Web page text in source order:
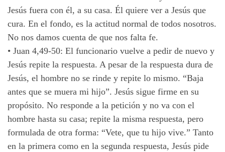
Jesús fuera con él, a su casa. Él quiere ver a Jesús que
cura. En el fondo, es la actitud normal de todos nosotros.
No nos damos cuenta de que nos falta fe.
• Juan 4,49-50: El funcionario vuelve a pedir de nuevo y
Jesús repite la respuesta. A pesar de la respuesta dura de
Jesús, el hombre no se rinde y repite lo mismo. “Baja
antes que se muera mi hijo”. Jesús sigue firme en su
propósito. No responde a la petición y no va con el
hombre hasta su casa; repite la misma respuesta, pero
formulada de otra forma: “Vete, que tu hijo vive.” Tanto
en la primera como en la segunda respuesta, Jesús pide